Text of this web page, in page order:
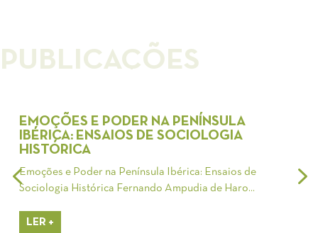
PUBLICAÇÕES
EMOÇÕES E PODER NA PENÍNSULA
IBÉRICA: ENSAIOS DE SOCIOLOGIA
HISTÓRICA
Emoções e Poder na Península Ibérica: Ensaios de
Sociologia Histórica Fernando Ampudia de Haro...
LER +